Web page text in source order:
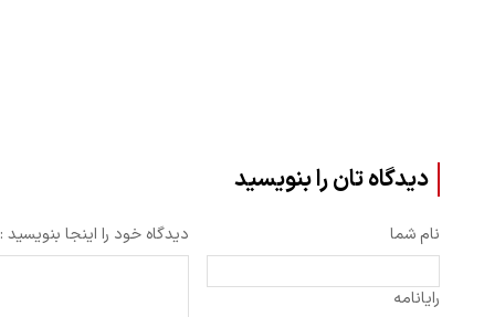
دیدگاه تان را بنویسید
نام شما
رایانامه
دیدگاه خود را اینجا بنویسید :